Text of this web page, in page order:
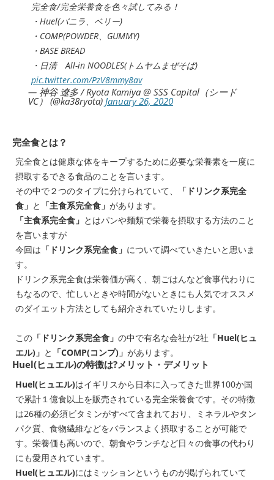
完全食/完全栄養食を色々試してみる！
・Huel(バニラ、ベリー)
・COMP(POWDER、GUMMY)
・BASE BREAD
・日清 All-in NOODLES(トムヤムまぜそば)
pic.twitter.com/PzV8mmy8av
— 神谷 遼多 / Ryota Kamiya @ SSS Capital（シード
VC） (@ka38ryota)January 26, 2020
完全食とは？
完全食とは健康な体をキープするために必要な栄養素を一度に
摂取するできる食品のことを言います。
その中で２つのタイプに分けられていて、
「ドリンク系完全
食」 と 「主食系完全食」 があります。
「主食系完全食」 とはパンや麺類で栄養を摂取する方法のこと
を言いますが
今回は 「ドリンク系完全食」 について調べていきたいと思いま
す。
ドリンク系完全食は栄養価が高く、朝ごはんなど食事代わりに
もなるので、忙しいときや時間がないときにも人気でオススメ
のダイエット方法としても紹介されていたりします。
この 「ドリンク系完全食」 の中で有名な会社が2社 「Huel(ヒュ
エル)」 と 「COMP(コンプ)」 があります。
Huel(ヒュエル)の特徴は?メリット・デメリット
Huel(ヒュエル)はイギリスから日本に入ってきた世界100か国
で累計１億食以上を販売されている完全栄養食です。その特徴
は26種の必須ビタミンがすべて含まれており、ミネラルやタン
パク質、食物繊維などをバランスよく摂取することが可能で
す。栄養価も高いので、朝食やランチなど日々の食事の代わり
にも愛用されています。
Huel(ヒュエル)にはミッションというものが掲げられていて